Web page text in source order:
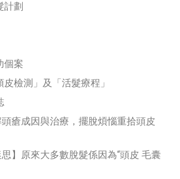
計劃
個案
檢測」及「活髮療程」
瘡成因與治療，擺脫煩惱重拾頭皮
思】原來大多數脫髮係因為“頭皮 毛囊